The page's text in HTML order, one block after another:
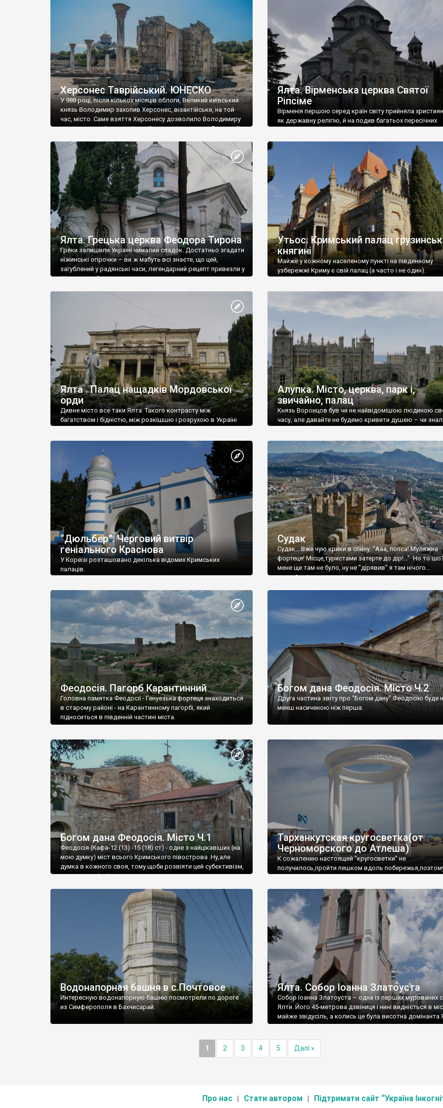
візантійської доби. Раритети викрадені з фондів об’єкту
культурної спадщини ЮНЕСКО «Херсонеса Таврійського».
Офіційно – на виставку «Золото Візантії», але експерти та
влада в Україні вважають це лише […]
називаються «повстяками» (postaki)…” “Вино. Крим
виробляє відмінне вино і його вдосталь: воно все
легке біле і дуже […]
Херсонес Таврійський. ЮНЕСКО
У 988 році, після кількох місяців облоги, Великий київський
князь Володимир захопив Херсонес, візантійське, на той
час, місто. Саме взяття Херсонесу дозволило Володимиру
диктувати свої умови візантійському імператору Василю ІІ,
Херсонесі Володимир-язичник, став Василем-
християнином. А потім було Хрещення Русі. На честь
Херсонесу Таврійського названо місто […]
Ялта. Вірменська церква Святої
Ріпсіме
Вірменія першою серед країн світу прийняла
як державну релігію, й на подив багатьох пересічних
Ялта. Грецька церква Феодора Тирона
Греки залишили Україні чималий спадок. Достатньо згадати
ніжинські огірочки – ви ж мабуть всі знаєте, що цей,
загублений у радянські часи, легендарний рецепт привезли у
Ніжин греки?
Утьос. Кримський палац
княгині
Майже у кожному населеному пункті на південному
узбережжі Криму є свій палац (а часто і не один).
Ялта . Палац нащадків Мордовської
орди
Дивне місто все таки Ялта. Такого контрасту між
багатством і бідністю, між розкішшю і розрухою в Україні
Алупка. Місто, церква, парк і,
звичайно, палац
Князь Воронцов був чи не найвідомішою людиною
часу, але давайте не будемо кривити душею – чи
“Дюльбер”. Черговий витвір
геніального Краснова
У Кореїзі розташовано декілька відомих Кримських
палаців.
Судак
Судак... Вже чую крики в спину: "Ааа, попса! Муляжна
фортеця! Місце,туристами затерте до дір!..." Но то
мене ще там не було, ну не "дірявив" я там нічого...
принаймні до цього літа.
Феодосія. Пагорб Карантинний
Головна памятка Феодосії - Генуезька фортеця знаходиться
в старому районі - на Карантинному пагорбі, який
підноситься в південній частині міста.
Богом дана Феодосія. Місто Ч.2
Друга частина звіту про "Богом дану" Феодосію буде
менш насиченою ніж перша.
Богом дана Феодосія. Місто Ч.1
Феодосія (Кафа-12 (13) -15 (18) ст) - одне з найцікавіших (на
мою думку) міст всього Кримського півострова .Ну,але
думка в кожного своя, тому щоби розвіяти цей субєктивізм,
запрошую відвідати це
Тарханкутская кругосветка(от
Черноморского до Атлеша)
К сожалению настоящей "кругосветки" не
получилось,пройти пешком вдоль
Водонапорная башня в с.Почтовое
Интересную водонапорную башню посмотрели по дороге
из Симферополя в Бахчисарай.
Ялта. Собор Іоанна Златоуста
Собор Іоанна Златоуста – одна із перших мурованих
Ялти. Його 45-метрова дзвіниця і нині видніється в
майже звідусіль, а колись це була висотна домінанта
1 2 3 4 5 Далі »
Про нас Стати автором Підтримати сайт “Україна